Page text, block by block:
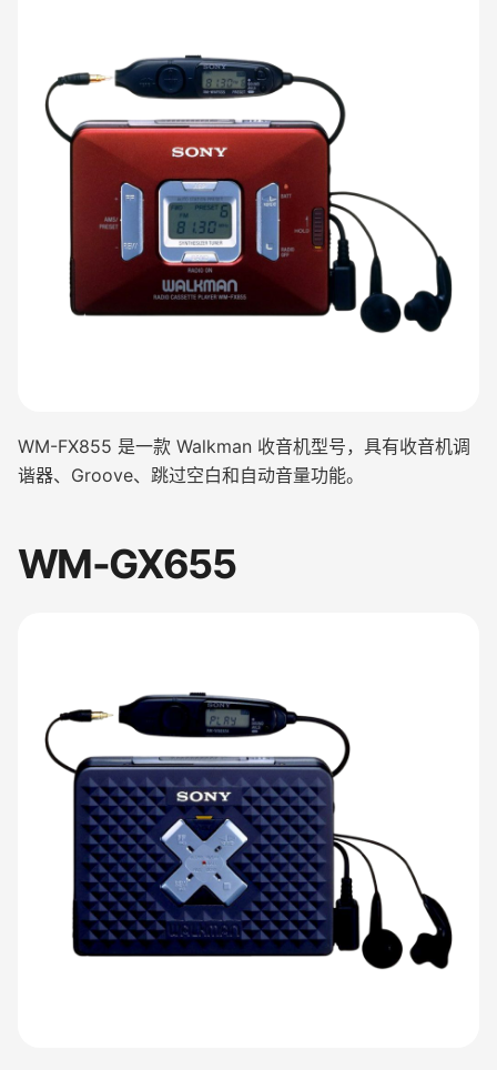
WM-FX855 是一款 Walkman 收音机型号，具有收音机调
谐器、Groove、跳过空白和自动音量功能。
WM-GX655